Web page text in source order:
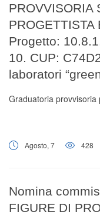
PROVVISORIA
PROGETTISTA
Progetto:
10. CUP:
laboratori
Graduatoria
Agosto, 7 428
Nomina
FIGURE DI